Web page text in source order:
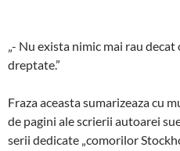
„- Nu exista nimic mai rau
dreptate.”
Fraza aceasta sumarizeaza cu
de pagini ale scrierii autoarei
serii dedicate „comorilor